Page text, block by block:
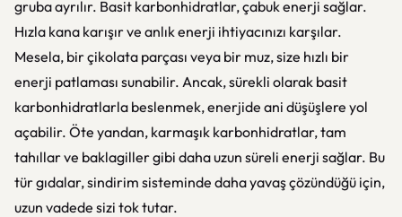
gruba ayrılır. Basit karbonhidratlar, çabuk enerji sağlar.
Hızla kana karışır ve anlık enerji ihtiyacınızı karşılar.
Mesela, bir çikolata parçası veya bir muz, size hızlı bir
enerji patlaması sunabilir. Ancak, sürekli olarak basit
karbonhidratlarla beslenmek, enerjide ani düşüşlere yol
açabilir. Öte yandan, karmaşık karbonhidratlar, tam
tahıllar ve baklagiller gibi daha uzun süreli enerji sağlar. Bu
tür gıdalar, sindirim sisteminde daha yavaş çözündüğü için,
uzun vadede sizi tok tutar.